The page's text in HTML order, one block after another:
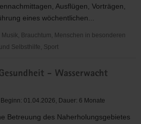
Ausflügen, Vorträgen,
eines wöchentlichen...
Brauchtum, Menschen in besonderen
Selbsthilfe, Sport
- Wasserwacht
01.04.2026, Dauer: 6 Monate
Betreuung des Naherholungsgebietes